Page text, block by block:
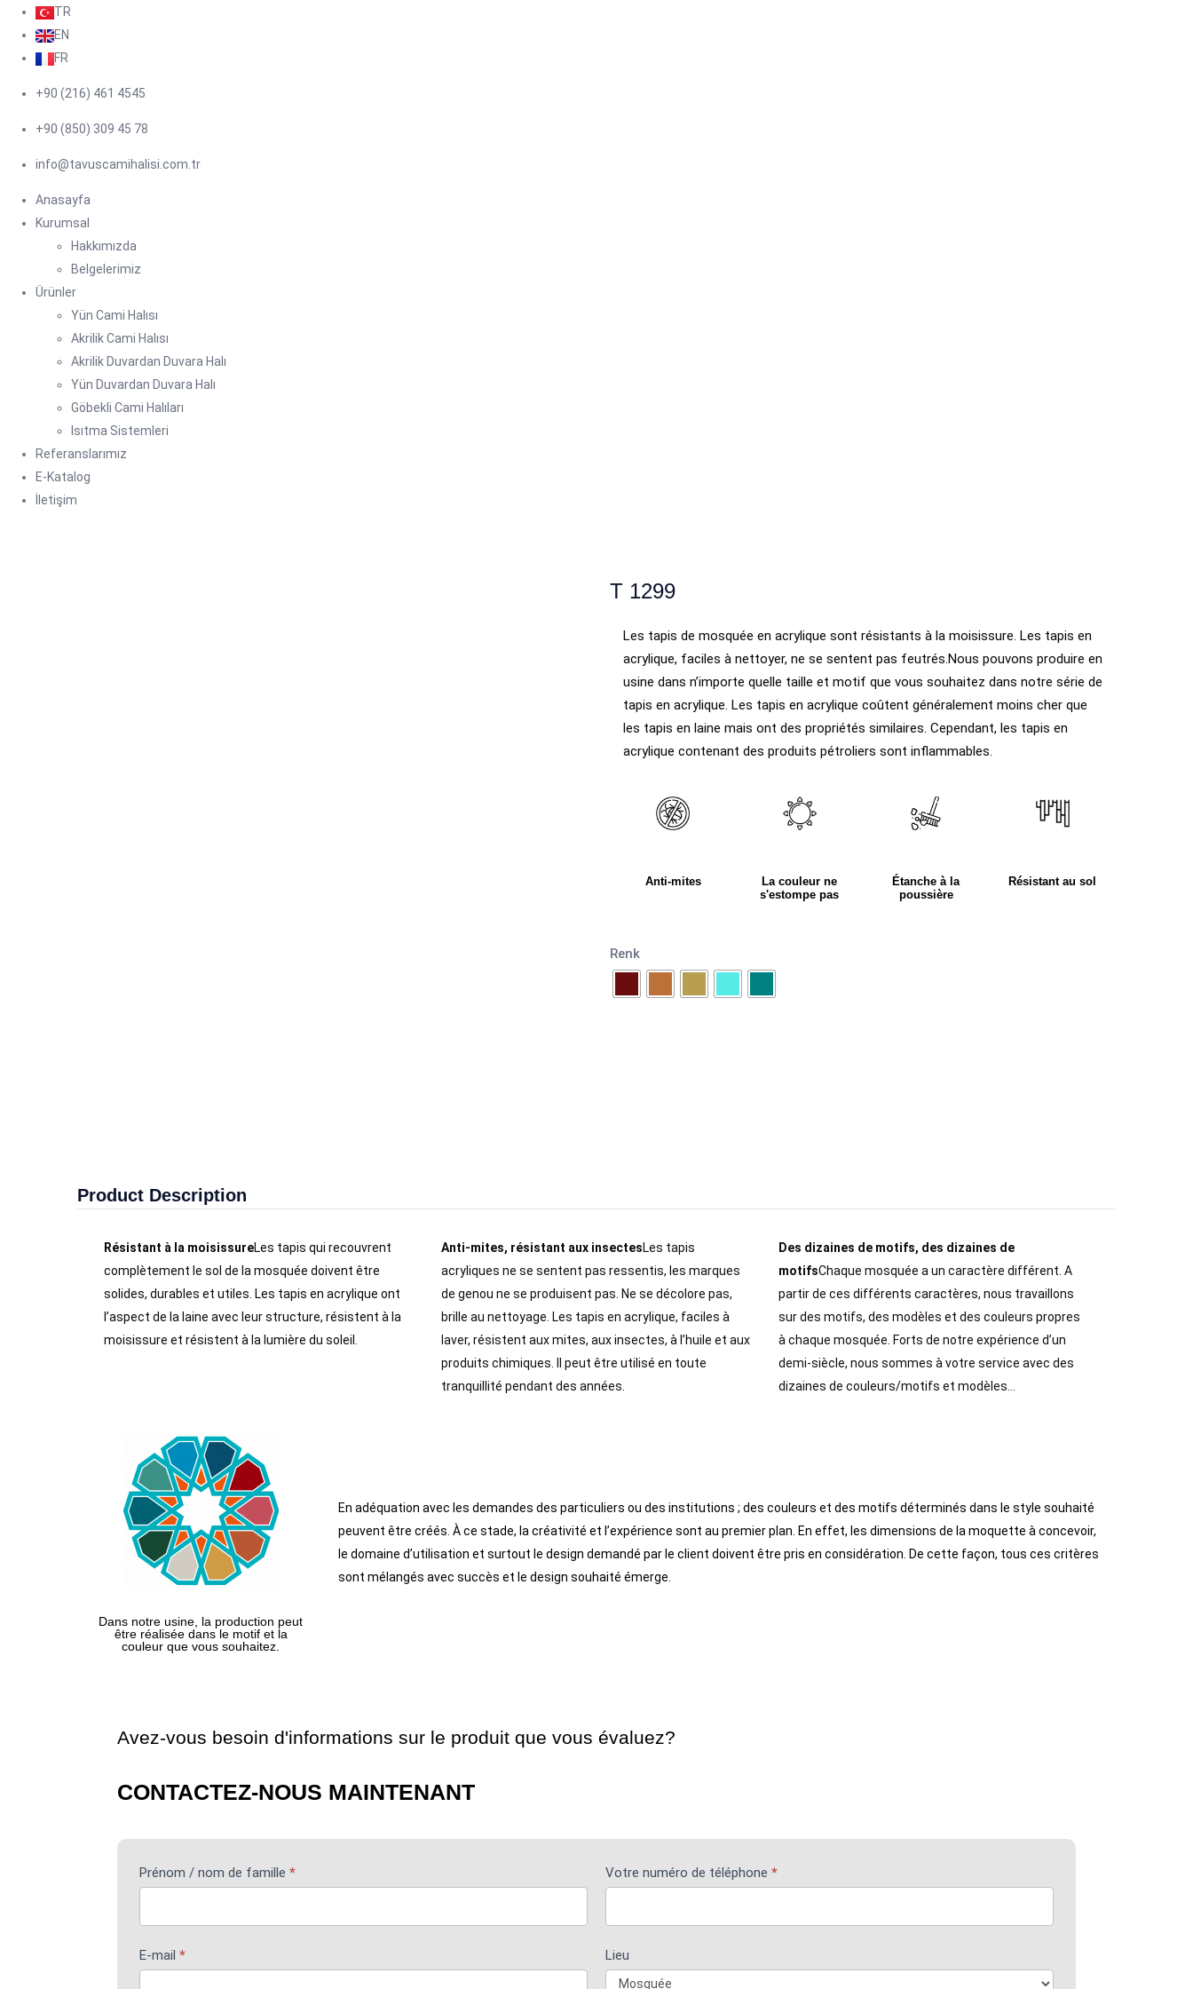
TR
EN
FR
+90 (216) 461 4545
+90 (850) 309 45 78
info@tavuscamihalisi.com.tr
Anasayfa
Kurumsal
Hakkımızda
Belgelerimiz
Ürünler
Yün Cami Halısı
Akrilik Cami Halısı
Akrilik Duvardan Duvara Halı
Yün Duvardan Duvara Halı
Göbekli Cami Halıları
Isıtma Sistemleri
Referanslarımız
E-Katalog
İletişim
T 1299
Les tapis de mosquée en acrylique sont résistants à la moisissure. Les tapis en
acrylique, faciles à nettoyer, ne se sentent pas feutrés.Nous pouvons produire en
usine dans n’importe quelle taille et motif que vous souhaitez dans notre série de
tapis en acrylique. Les tapis en acrylique coûtent généralement moins cher que
les tapis en laine mais ont des propriétés similaires. Cependant, les tapis en
acrylique contenant des produits pétroliers sont inflammables.
Anti-mites
La couleur ne
s'estompe pas
Étanche à la
poussière
Résistant au sol
Renk
Product Description
Résistant à la moisissureLes tapis qui recouvrent
complètement le sol de la mosquée doivent être
solides, durables et utiles. Les tapis en acrylique ont
l’aspect de la laine avec leur structure, résistent à la
moisissure et résistent à la lumière du soleil.
Anti-mites, résistant aux insectesLes tapis
acryliques ne se sentent pas ressentis, les marques
de genou ne se produisent pas. Ne se décolore pas,
brille au nettoyage. Les tapis en acrylique, faciles à
laver, résistent aux mites, aux insectes, à l’huile et aux
produits chimiques. Il peut être utilisé en toute
tranquillité pendant des années.
Des dizaines de motifs, des dizaines de
motifsChaque mosquée a un caractère différent. A
partir de ces différents caractères, nous travaillons
sur des motifs, des modèles et des couleurs propres
à chaque mosquée. Forts de notre expérience d’un
demi-siècle, nous sommes à votre service avec des
dizaines de couleurs/motifs et modèles…
Dans notre usine, la production peut
être réalisée dans le motif et la
couleur que vous souhaitez.
En adéquation avec les demandes des particuliers ou des institutions ; des couleurs et des motifs déterminés dans le style souhaité
peuvent être créés. À ce stade, la créativité et l’expérience sont au premier plan. En effet, les dimensions de la moquette à concevoir,
le domaine d’utilisation et surtout le design demandé par le client doivent être pris en considération. De cette façon, tous ces critères
sont mélangés avec succès et le design souhaité émerge.
Avez-vous besoin d'informations sur le produit que vous évaluez?
CONTACTEZ-NOUS MAINTENANT
Produits
Contactez-
Prénom / nom de famille * Votre numéro de téléphone*
E-mail * Lieu